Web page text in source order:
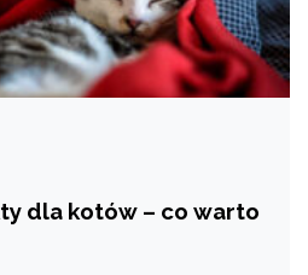
dla kotów – co warto